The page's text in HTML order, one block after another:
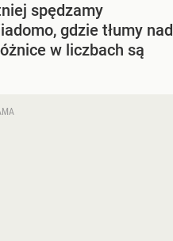
spędzamy
gdzie tłumy nad
w liczbach są